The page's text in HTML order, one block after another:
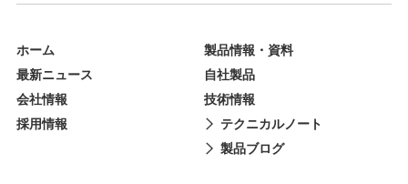
ホーム
最新ニュース
会社情報
採用情報
製品情報・資料
自社製品
技術情報
テクニカルノート
製品ブログ